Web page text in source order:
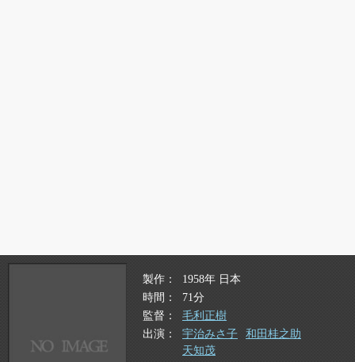
製作
1958年 日本
時間
71分
監督
毛利正樹
出演
宇治みさ子
和田桂之助
天知茂